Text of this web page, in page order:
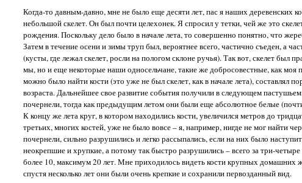
Когда-то давным-давно, мне не было еще десяти лет, пас я наших деревенских
небольшой скелет. Он был почти целехонек. Я спросил у тетки, чей же это
рождения. Поскольку дело было в начале лета, то совершенно понятно, что
Затем в течение осени и зимы труп был, вероятнее всего, частично съеден, а
(кусты, где лежал скелет, росли на пологом склоне ручья). Так вот, скелет был
мы, но и еще некоторые наши односельчане, такие же добросовестные, как моя
можно было найти кости (это уже не был скелет, как в начале лета), составлял
возраста. Дальнейшее свое развитие события получили в следующем
почернели, тогда как предыдущим летом они были еще абсолютное белые
К концу же лета круг, в котором находились кости, увеличился метров до
третьих, многих костей, уже не было вовсе – я, например, нигде не мог найти
почернели, сильно разрушились и легко рассыпались, если на них было
неокрепшие и хрупкие, а потому так быстро разрушились – всего за три-
более 10, максимум 20 лет. Мне приходилось видеть кости крупных домашних
спустя несколько лет они были очень крепкие и сохранили первозданный вид.